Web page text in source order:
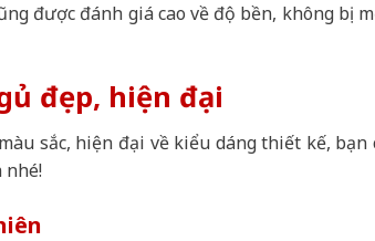
được đánh giá cao về độ bền, không bị
đẹp, hiện đại
sắc, hiện đại về kiểu dáng thiết kế, bạn
nhé!